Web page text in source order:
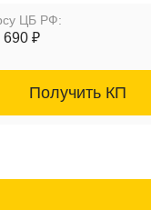
ЦБ РФ:
690 ₽
Получить КП